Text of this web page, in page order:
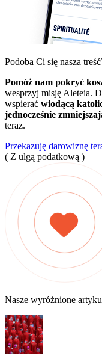
Podoba Ci się nasza
Pomóż nam pokryć
wesprzyj misję Aleteia.
wspierać wiodącą
jednocześnie
teraz.
Przekazuję darowiznę
( Z ulgą podatkową )
Nasze wyróżnione